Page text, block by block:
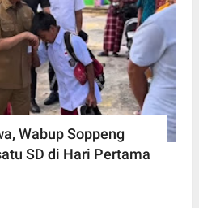
Wabup Soppeng
SD di Hari Pertama